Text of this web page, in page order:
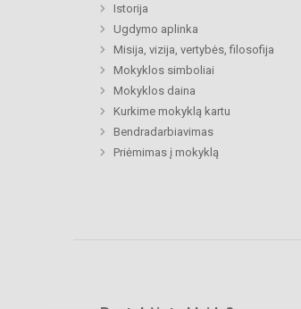
Istorija
Ugdymo aplinka
Misija, vizija, vertybės, filosofija
Mokyklos simboliai
Mokyklos daina
Kurkime mokyklą kartu
Bendradarbiavimas
Priėmimas į mokyklą